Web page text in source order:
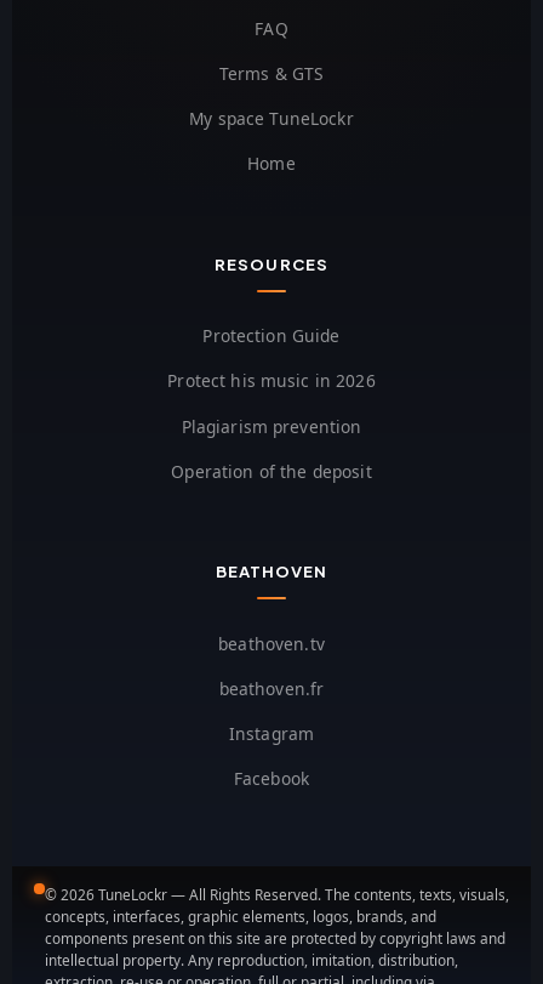
FAQ
Terms & GTS
My space TuneLockr
Home
RESOURCES
Protection Guide
Protect his music in 2026
Plagiarism prevention
Operation of the deposit
BEATHOVEN
beathoven.tv
beathoven.fr
Instagram
Facebook
© 2026 TuneLockr — All Rights Reserved. The contents, texts, visuals,
concepts, interfaces, graphic elements, logos, brands, and
components present on this site are protected by copyright laws and
intellectual property. Any reproduction, imitation, distribution,